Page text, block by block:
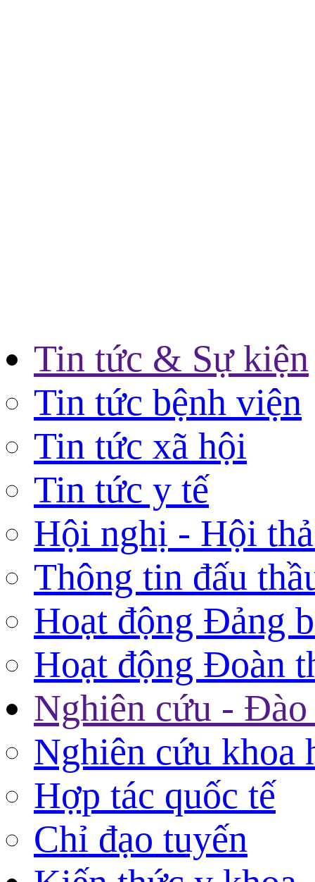
Tin tức & Sự kiện
Tin tức bệnh viện
Tin tức xã hội
Tin tức y tế
Hội nghị - Hội
Thông tin đấu
Hoạt động Đảng
Hoạt động Đoàn
Nghiên cứu - Đào
Nghiên cứu khoa
Hợp tác quốc tế
Chỉ đạo tuyến